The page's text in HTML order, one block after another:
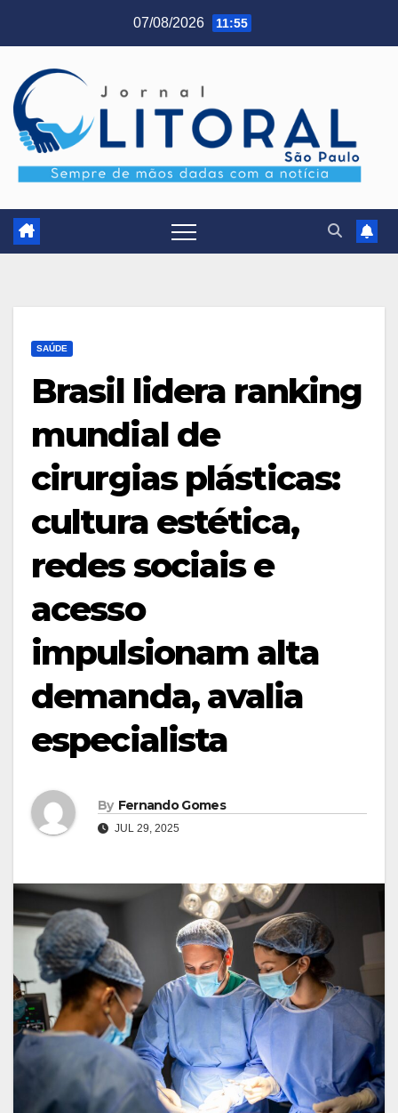
07/08/2026 11:55
SAÚDE
Brasil lidera ranking
mundial de
cirurgias plásticas:
cultura estética,
redes sociais e
acesso
impulsionam alta
demanda, avalia
especialista
By Fernando Gomes
JUL 29, 2025